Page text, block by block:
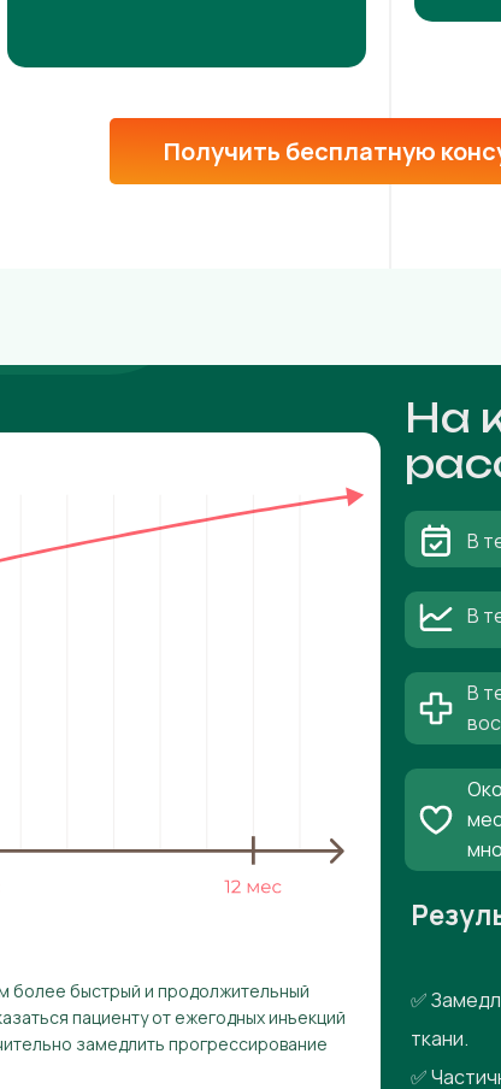
Получить бесплатную
более быстрый и продолжительный
пациенту от ежегодных инъекций
замедлить прогрессирование
На
В
В
В
✅
ткани.
✅